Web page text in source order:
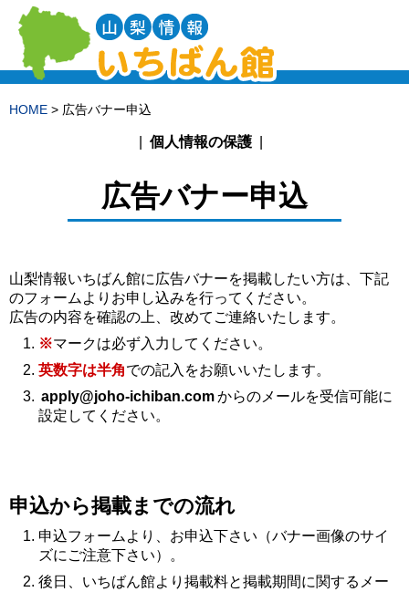
HOME > 広告バナー申込
個人情報の保護
広告バナー申込
山梨情報いちばん館に広告バナーを掲載したい方は、下記
のフォームよりお申し込みを行ってください。
広告の内容を確認の上、改めてご連絡いたします。
※マークは必ず入力してください。
英数字は半角での記入をお願いいたします。
apply@joho-ichiban.comからのメールを受信可能に
設定してください。
申込から掲載までの流れ
申込フォームより、お申込下さい（バナー画像のサイ
ズにご注意下さい）。
後日、いちばん館より掲載料と掲載期間に関するメー